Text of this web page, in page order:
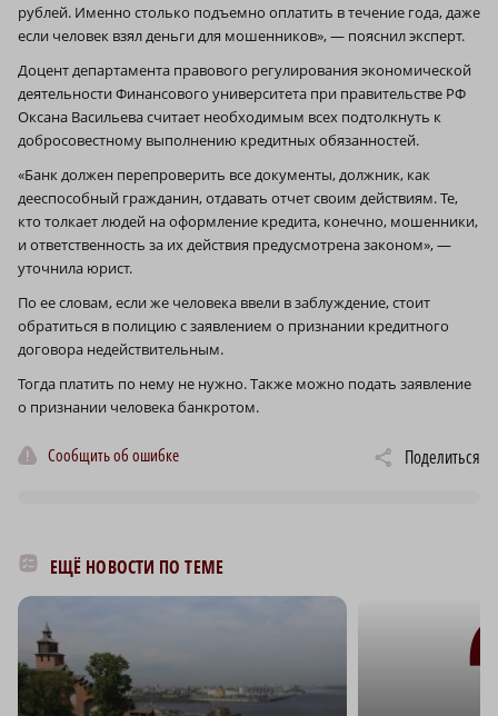
рублей. Именно столько подъемно оплатить в течение года, даже
если человек взял деньги для мошенников», — пояснил эксперт.
Доцент департамента правового регулирования экономической
деятельности Финансового университета при правительстве РФ
Оксана Васильева считает необходимым всех подтолкнуть к
добросовестному выполнению кредитных обязанностей.
«Банк должен перепроверить все документы, должник, как
дееспособный гражданин, отдавать отчет своим действиям. Те,
кто толкает людей на оформление кредита, конечно, мошенники,
и ответственность за их действия предусмотрена законом», —
уточнила юрист.
По ее словам, если же человека ввели в заблуждение, стоит
обратиться в полицию с заявлением о признании кредитного
договора недействительным.
Тогда платить по нему не нужно. Также можно подать заявление
о признании человека банкротом.
Сообщить об ошибке Поделиться
ЕЩЁ НОВОСТИ ПО ТЕМЕ